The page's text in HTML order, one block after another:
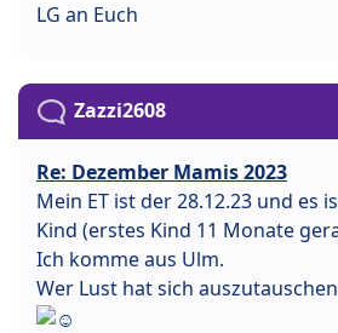
LG an Euch
Zazzi2608
Re: Dezember Mamis 2023
Mein ET ist der 28.12.23 und es
Kind (erstes Kind 11 Monate
Ich komme aus Ulm.
Wer Lust hat sich